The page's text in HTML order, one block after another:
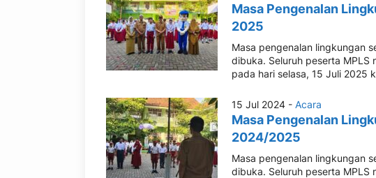
Masa Pengenalan
2025
Masa pengenalan lingkungan
dibuka. Seluruh peserta
pada hari selasa, 15 Juli 2025
15 Jul 2024 - Acara
Masa Pengenalan
2024/2025
Masa pengenalan lingkungan
dibuka. Seluruh peserta